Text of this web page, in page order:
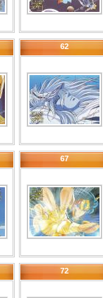
62
67
72